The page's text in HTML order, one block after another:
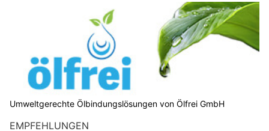
Umweltgerechte Ölbindungslösungen von Ölfrei GmbH
EMPFEHLUNGEN